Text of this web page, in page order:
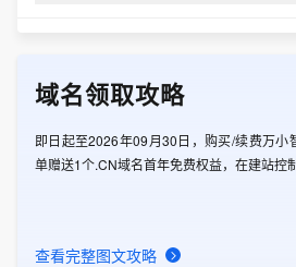
域名领取攻略
即日起至2026年09月30日，购买/续费万小
单赠送1个.CN域名首年免费权益，在建站控
查看完整图文攻略